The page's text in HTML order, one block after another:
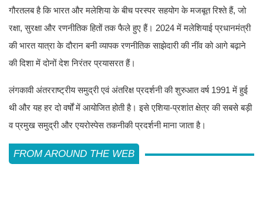
गौरतलब है कि भारत और मलेशिया के बीच परस्पर सहयोग के मजबूत रिश्ते हैं, जो
रक्षा, सुरक्षा और रणनीतिक हितों तक फैले हुए हैं। 2024 में मलेशियाई प्रधानमंत्री
की भारत यात्रा के दौरान बनी व्यापक रणनीतिक साझेदारी की नींव को आगे बढ़ाने
की दिशा में दोनों देश निरंतर प्रयासरत हैं।
लंगकावी अंतरराष्ट्रीय समुद्री एवं अंतरिक्ष प्रदर्शनी की शुरुआत वर्ष 1991 में हुई
थी और यह हर दो वर्षों में आयोजित होती है। इसे एशिया-प्रशांत क्षेत्र की सबसे बड़ी
व प्रमुख समुद्री और एयरोस्पेस तकनीकी प्रदर्शनी माना जाता है।
FROM AROUND THE WEB